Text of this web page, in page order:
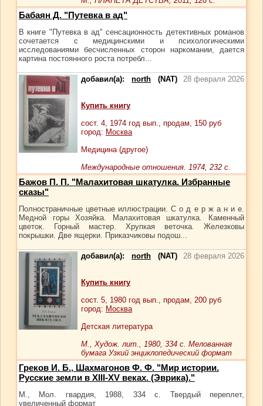
Бабаян Д. "Путевка в ад"
В книге "Путевка в ад" сенсационность детективных романов
сочетается с медицинскими и психологическими
исследованиями бесчисленных сторон наркомании, дается
картина постоянного роста потребл...
добавил(а): north (NAT) 28 февраля 2026
Купить книгу
сост. 4, 1974 год вып., продам, 150 руб
город: Москва
Медицина (другое)
Международные отношения. 1974, 232 с.
Бажов П. П. "Малахитовая шкатулка. Избранные
сказы"
Полностраничные цветные иллюстрации. С о д е р ж а н и е.
Медной горы Хозяйка. Малахитовая шкатулка. Каменный
цветок. Горный мастер. Хрупкая веточка. Железковы
покрышки. Две ящерки. Приказчиковы подош...
добавил(а): north (NAT) 28 февраля 2026
Купить книгу
сост. 5, 1980 год вып., продам, 200 руб
город: Москва
Детская литература
М., Худож. лит., 1980, 334 с. Мелованная
бумага Узкий энциклопедический формат
Греков И. Б., Шахмагонов Ф. Ф. "Мир истории.
Русские земли в XIII-XV веках. (Эврика)."
М., Мол. гвардия, 1988, 334 с. Твердый переплет,
увеличенный формат